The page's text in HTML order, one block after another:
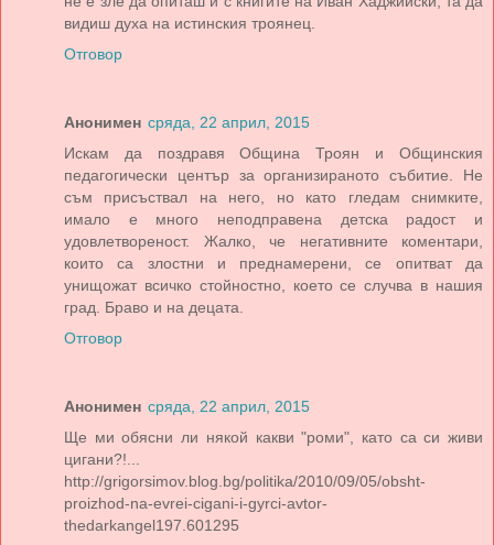
видиш духа на истинския троянец.
Отговор
Анонимен сряда, 22 април, 2015
Искам да поздравя Община Троян и Общинския
педагогически център за организираното събитие. Не
съм присъствал на него, но като гледам снимките,
имало е много неподправена детска радост и
удовлетвореност. Жалко, че негативните коментари,
които са злостни и преднамерени, се опитват да
унищожат всичко стойностно, което се случва в нашия
град. Браво и на децата.
Отговор
Анонимен сряда, 22 април, 2015
Ще ми обясни ли някой какви "роми", като са си живи
цигани?!...
http://grigorsimov.blog.bg/politika/2010/09/05/obsht-
proizhod-na-evrei-cigani-i-gyrci-avtor-
thedarkangel197.601295